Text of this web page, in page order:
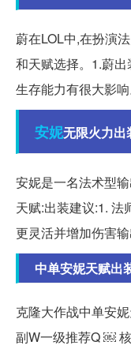
蔚在LOL中,在扮演
和天赋选择。1.蔚
生存能力有很大影
安妮无限火力出
安妮是一名法术型
天赋:出装建议:1. 法
更灵活并增加伤害
中单安妮天赋出
克隆大作战中单安
副W一级推荐Q ￼